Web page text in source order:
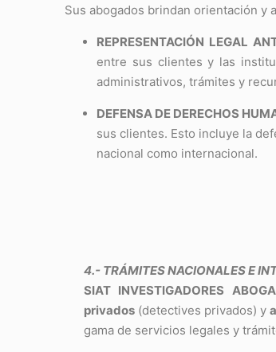
Sus abogados brindan orientación y
REPRESENTACIÓN LEGAL
entre sus clientes y las
administrativos, trámites y
DEFENSA DE DERECHOS
sus clientes. Esto incluye la
nacional como internacional.
4.- TRÁMITES NACIONALES E
SIAT INVESTIGADORES
privados(detectives privados) y
gama de servicios legales y